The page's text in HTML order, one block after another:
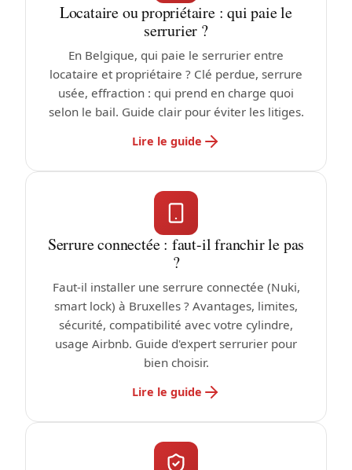
Locataire ou propriétaire : qui paie le
serrurier ?
En Belgique, qui paie le serrurier entre
locataire et propriétaire ? Clé perdue, serrure
usée, effraction : qui prend en charge quoi
selon le bail. Guide clair pour éviter les litiges.
Lire le guide
Serrure connectée : faut-il franchir le pas
?
Faut-il installer une serrure connectée (Nuki,
smart lock) à Bruxelles ? Avantages, limites,
sécurité, compatibilité avec votre cylindre,
usage Airbnb. Guide d'expert serrurier pour
bien choisir.
Lire le guide